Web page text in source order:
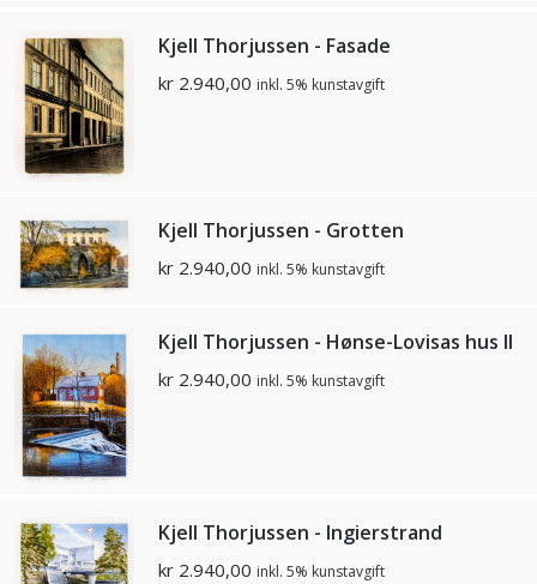
Kjell Thorjussen - Fasade
kr 2.940,00 inkl. 5% kunstavgift
Kjell Thorjussen - Grotten
kr 2.940,00 inkl. 5% kunstavgift
Kjell Thorjussen - Hønse-Lovisas hus ll
kr 2.940,00 inkl. 5% kunstavgift
Kjell Thorjussen - Ingierstrand
kr 2.940,00 inkl. 5% kunstavgift